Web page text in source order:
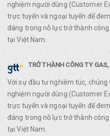
nghiệm người dùng (Customer
trực tuyến và ngoại tuyến để
đáng trong nỗ lực trở thành công
tại Việt Nam.
TRỞ THÀNH CÔNG TY
Với sự đầu tư nghiêm túc,
nghiệm người dùng (Customer
trực tuyến và ngoại tuyến để
đáng trong nỗ lực trở thành công
tại Việt Nam.